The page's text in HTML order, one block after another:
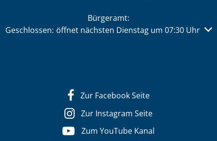
Bürgeramt:
Klicken, um weitere Öffnungs- oder Schließzeiten
Geschlossen: öffnet nächsten Dienstag um 07:30 Uhr
Zur Facebook Seite
Zur Instagram Seite
Zum YouTube Kanal